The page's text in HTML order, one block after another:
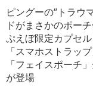
ピングーの“トラウ
ドがまさかのポー
ぷえぼ限定カプセ
「スマホストラッ
「フェイスポーチ
が登場